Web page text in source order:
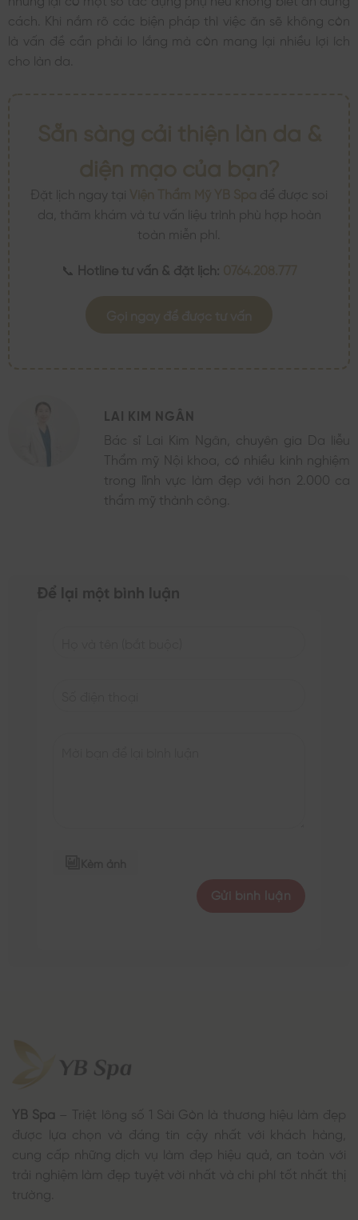
cách. Khi nắm rõ các biện pháp thì việc ăn sẽ không còn
là vấn đề cần phải lo lắng mà còn mang lại nhiều lợi ích
cho làn da.
Đặt lịch ngay tại
để được soi
da, thăm khám và tư vấn liệu trình phù hợp hoàn
toàn miễn phí.
📞 Hotline tư vấn & đặt lịch:
LAI KIM NGÂN
Bác sĩ Lai Kim Ngân, chuyên gia Da liễu
Thẩm mỹ Nội khoa, có nhiều kinh nghiệm
trong lĩnh vực làm đẹp với hơn 2.000 ca
thẩm mỹ thành công.
Để lại một bình luận
YB Spa – Triệt lông số 1 Sài Gòn là thương hiệu làm đẹp
được lựa chọn và đáng tin cậy nhất với khách hàng,
cung cấp những dịch vụ làm đẹp hiệu quả, an toàn với
trải nghiệm làm đẹp tuyệt vời nhất và chi phí tốt nhất thị
trường.